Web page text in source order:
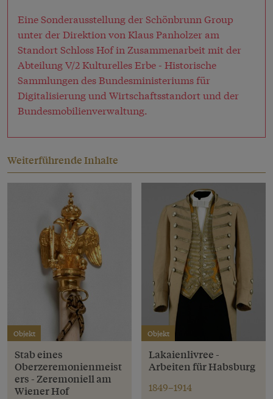
Eine Sonderausstellung der Schönbrunn Group
unter der Direktion von Klaus Panholzer am
Standort Schloss Hof in Zusammenarbeit mit der
Abteilung V/2 Kulturelles Erbe - Historische
Sammlungen des Bundesministeriums für
Digitalisierung und Wirtschaftsstandort und der
Bundesmobilienverwaltung.
Weiterführende Inhalte
Objekt
Stab eines
Oberzeremonienmeist
ers - Zeremoniell am
Wiener Hof
Objekt
Lakaienlivree -
Arbeiten für Habsburg
1849–1914